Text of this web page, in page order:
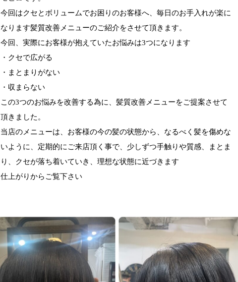
今回はクセとボリュームでお困りのお客様へ、毎日のお手入れが楽に
なります髪質改善メニューのご紹介をさせて頂きます。
今回、実際にお客様が抱えていたお悩みは3つになります
・クセで広がる
・まとまりがない
・収まらない
この3つのお悩みを改善する為に、髪質改善メニューをご提案させて
頂きました。
当店のメニューは、お客様の今の髪の状態から、なるべく髪を傷めな
いように、定期的にご来店頂く事で、少しずつ手触りや質感、まとま
り、クセが落ち着いていき、理想な状態に近づきます
仕上がりからご覧下さい